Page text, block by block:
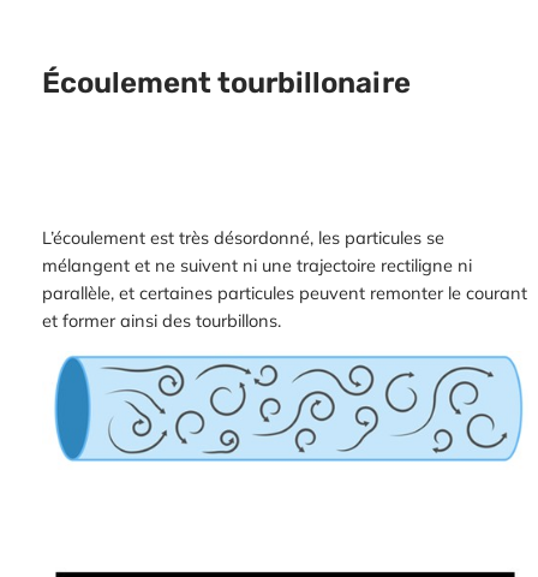
Écoulement tourbillonaire
L’écoulement est très désordonné, les particules se
mélangent et ne suivent ni une trajectoire rectiligne ni
parallèle, et certaines particules peuvent remonter le courant
et former ainsi des tourbillons.